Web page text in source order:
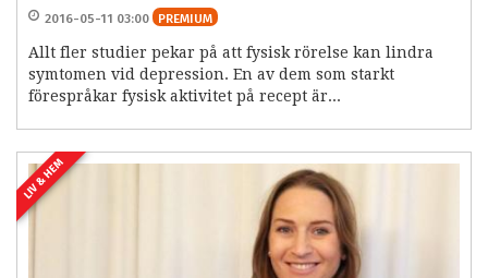
2016-05-11 03:00 PREMIUM
Allt fler studier pekar på att fysisk rörelse kan lindra
symtomen vid depression. En av dem som starkt
förespråkar fysisk aktivitet på recept är...
LIV & HEM